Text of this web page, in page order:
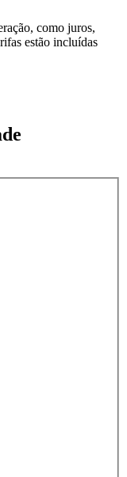
como juros,
estão incluídas